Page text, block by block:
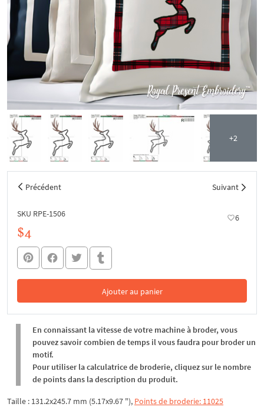
+2
Précédent Suivant
SKU RPE-1506 6
$4
Ajouter au panier
Dans le panier
En connaissant la vitesse de votre machine à broder, vous
pouvez savoir combien de temps il vous faudra pour broder un
motif.
Pour utiliser la calculatrice de broderie, cliquez sur le nombre
de points dans la description du produit.
Taille : 131.2x245.7 mm (5.17x9.67 "), Points de broderie: 11025